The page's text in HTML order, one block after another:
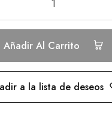
Añadir Al Carrito
a la lista de deseos